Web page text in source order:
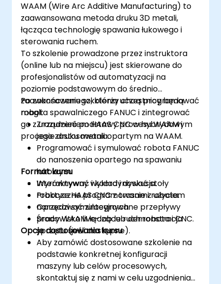
WAAM (Wire Arc Additive Manufacturing) to
zaawansowana metoda druku 3D metali,
łącząca technologię spawania łukowego i
sterowania ruchem.
To szkolenie prowadzone przez instruktora
(online lub na miejscu) jest skierowane do
profesjonalistów od automatyzacji na
poziomie podstawowym do średnio
zaawansowanego, którzy chcą programować
robota spawalniczego FANUC i zintegrować
go z urządzeniem HAAS CNC w hybrydowym
procesie druku metali opartym na WAAM.
Po zakończeniu szkolenia uczestnicy będą
mogli:
Zrozumieć podstawy procesu WAAM i
jego zastosowania.
Programować i symulować robota FANUC
do nanoszenia opartego na spawaniu
łukowym.
Wyrównywać i koordynować stoły
robocze HAAS CNC z trasami robota.
Opracować zintegrowane przepływy
pracy WAAM łączące ruch robota i CNC.
Format kursu
Interaktywny wykład i dyskusja.
Praktyczne programowanie z użyciem
narzędzi symulacyjnych.
Środowisko live-lab lub demonstracja
sprzętu (jeśli dostępne).
Opcje dostosowania kursu
Aby zamówić dostosowane szkolenie na
podstawie konkretnej konfiguracji
maszyny lub celów procesowych,
skontaktuj się z nami w celu uzgodnienia